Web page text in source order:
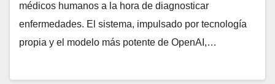
médicos humanos a la hora de diagnosticar
enfermedades. El sistema, impulsado por tecnología
propia y el modelo más potente de OpenAI,…